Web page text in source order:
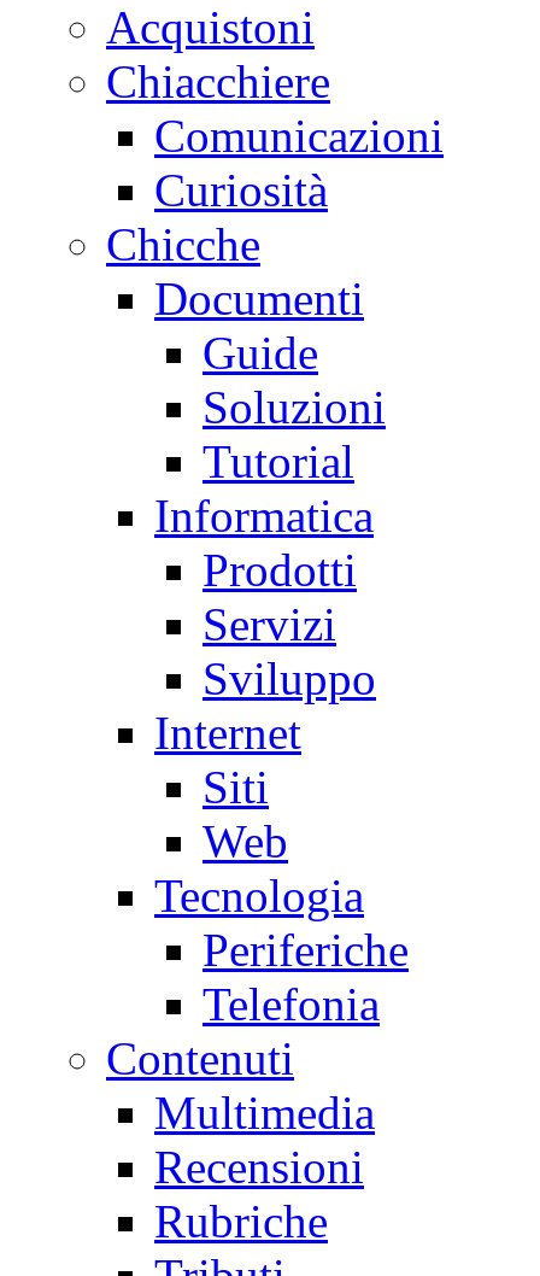
Acquistoni
Chiacchiere
Comunicazioni
Curiosità
Chicche
Documenti
Guide
Soluzioni
Tutorial
Informatica
Prodotti
Servizi
Sviluppo
Internet
Siti
Web
Tecnologia
Periferiche
Telefonia
Contenuti
Multimedia
Recensioni
Rubriche